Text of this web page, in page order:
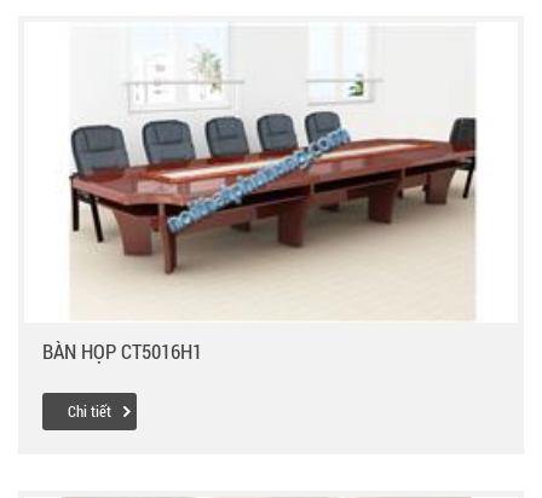
BÀN HỌP CT5016H1
Chi tiết